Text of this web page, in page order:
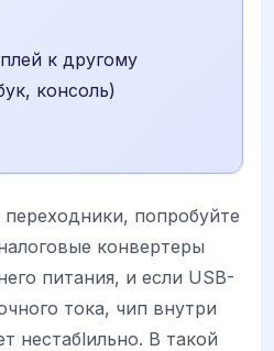
к другому
консоль)
попробуйте
конвертеры
питания, и если USB-
тока, чип внутри
нестабlильно. В такой